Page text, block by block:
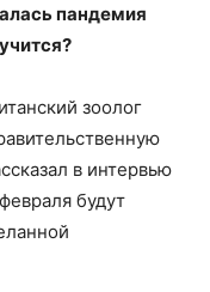
пандемия
зоолог
в интервью
будут